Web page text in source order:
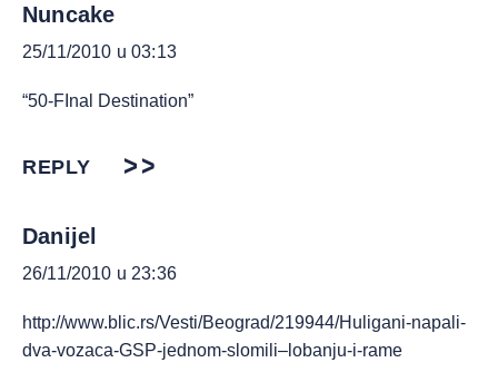
Nuncake
25/11/2010 u 03:13
“50-FInal Destination”
REPLY
Danijel
26/11/2010 u 23:36
http://www.blic.rs/Vesti/Beograd/219944/Huligani-napali-
dva-vozaca-GSP-jednom-slomili–lobanju-i-rame